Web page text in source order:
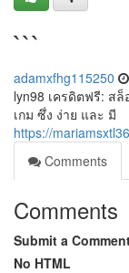
```
adamxfhg115250
lyn98 เครดิตฟรี: ส
เกม ซึ่ง ง่าย และ มี
https://
Comments
Comments
Submit a
No HTML